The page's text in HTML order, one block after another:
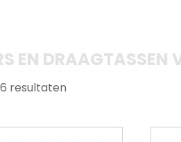
EN DRAAGTASSEN
resultaten